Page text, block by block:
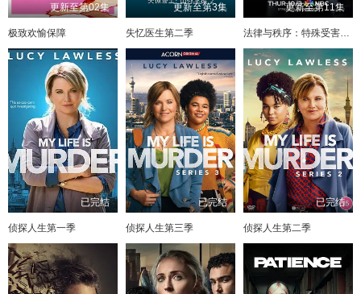
更新至第02集
极致欢愉保障
更新至第3集
失忆医生第二季
更新至第11集
法律与秩序：特殊受害者第二十七季
已完结
侦探人生第一季
已完结
侦探人生第三季
已完结
侦探人生第二季